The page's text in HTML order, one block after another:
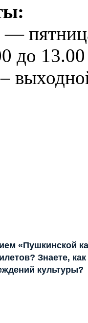
—
до 13.00
«Пушкинской
Знаете, как
культуры?